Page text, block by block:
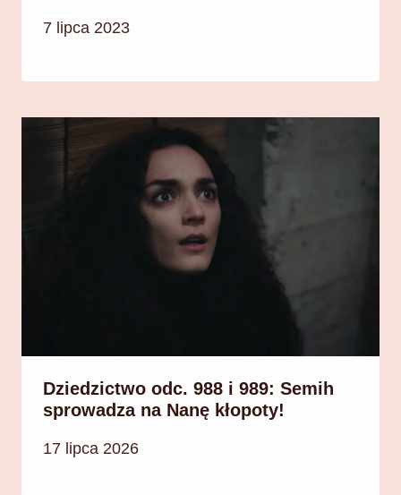
7 lipca 2023
Dziedzictwo odc. 988 i 989: Semih
sprowadza na Nanę kłopoty!
17 lipca 2026